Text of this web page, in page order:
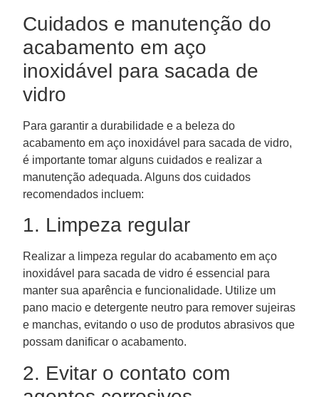
Cuidados e manutenção do
acabamento em aço
inoxidável para sacada de
vidro
Para garantir a durabilidade e a beleza do
acabamento em aço inoxidável para sacada de vidro,
é importante tomar alguns cuidados e realizar a
manutenção adequada. Alguns dos cuidados
recomendados incluem:
1. Limpeza regular
Realizar a limpeza regular do acabamento em aço
inoxidável para sacada de vidro é essencial para
manter sua aparência e funcionalidade. Utilize um
pano macio e detergente neutro para remover sujeiras
e manchas, evitando o uso de produtos abrasivos que
possam danificar o acabamento.
2. Evitar o contato com